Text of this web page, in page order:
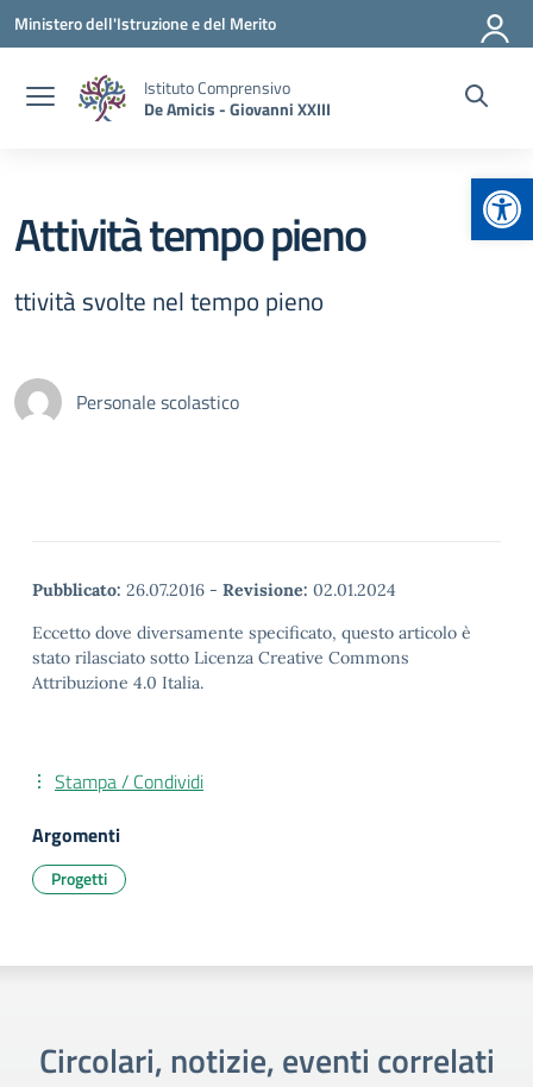
Vai ai contenuti
Vai al menu di navigazione
Vai al footer
Ministero dell'Istruzione e del Merito
Istituto Comprensivo
De Amicis - Giovanni XXIII
Attività tempo pieno
ttività svolte nel tempo pieno
Personale scolastico
Pubblicato: 26.07.2016 - Revisione: 02.01.2024
Eccetto dove diversamente specificato, questo articolo è
stato rilasciato sotto Licenza Creative Commons
Attribuzione 4.0 Italia.
Stampa / Condividi
Argomenti
Progetti
Circolari, notizie, eventi correlati